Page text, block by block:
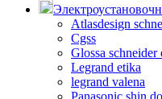
Atlasdesign
Cgss
Glossa schneider
Legrand etika
legrand valena
Panasonic shin